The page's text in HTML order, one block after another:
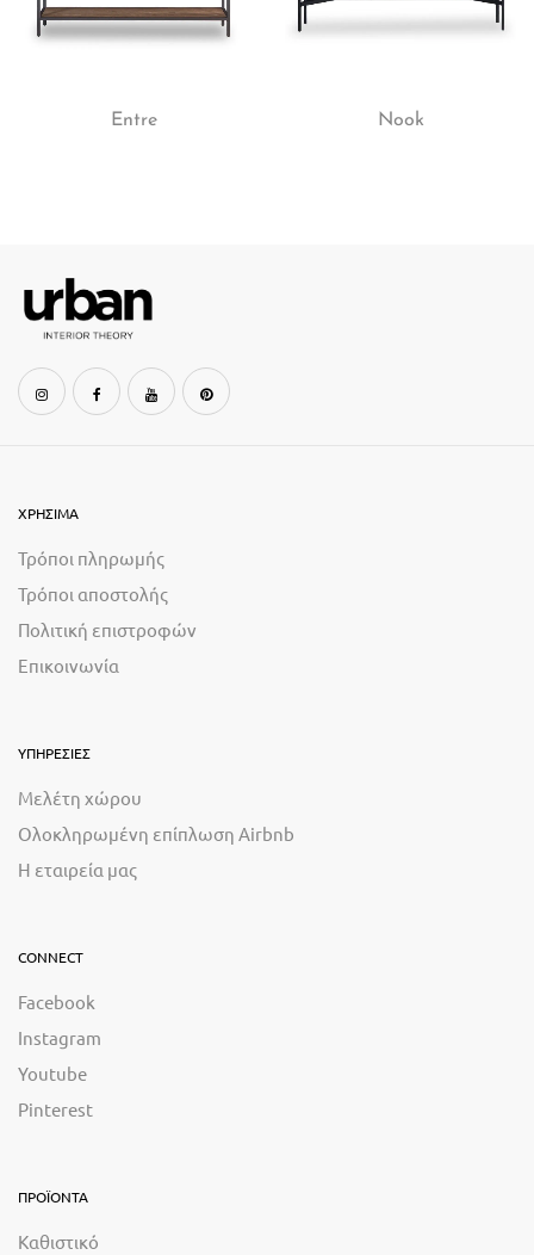
Entre Nook
ΧΡΗΣΙΜΑ
Τρόποι πληρωμής
Τρόποι αποστολής
Πολιτική επιστροφών
Επικοινωνία
ΥΠΗΡΕΣΙΕΣ
Μελέτη χώρου
Ολοκληρωμένη επίπλωση Airbnb
Η εταιρεία μας
CONNECT
Facebook
Instagram
Youtube
Pinterest
ΠΡΟΪΟΝΤΑ
Καθιστικό